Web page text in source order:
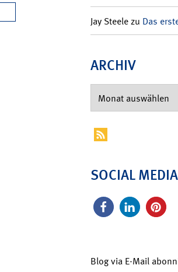
Jay Steelezu Das
ARCHIV
SOCIAL MEDIA
Blog via E-Mail